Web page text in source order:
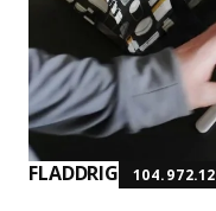
FLADDRIG 104.972.12